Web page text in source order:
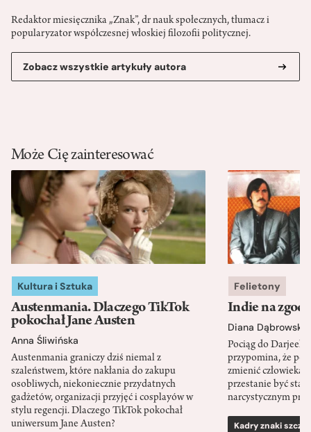
Redaktor miesięcznika „Znak”, dr nauk społecznych, tłumacz i
popularyzator współczesnej włoskiej filozofii politycznej.
Zobacz wszystkie artykuły autora
Może Cię zainteresować
Kultura i Sztuka
Austenmania. Dlaczego TikTok
pokochał Jane Austen
Anna Śliwińska
Austenmania graniczy dziś niemal z
szaleństwem, które nakłania do zakupu
osobliwych, niekoniecznie przydatnych
gadżetów, organizacji przyjęć i cosplayów w
stylu regencji. Dlaczego TikTok pokochał
uniwersum Jane Austen?
Felietony
Indie na
Diana Dąbrowska
Pociąg do
przypomina, że
zmienić człowieka
przestanie być
narcystycznym
Kadry znaki